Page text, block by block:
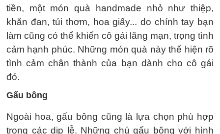
tiền, một món quà handmade nhỏ như thiệp,
khăn đan, túi thơm, hoa giấy... do chính tay bạn
làm cũng có thể khiến cô gái lãng mạn, trọng tình
cảm hạnh phúc. Những món quà này thể hiện rõ
tình cảm chân thành của bạn dành cho cô gái
đó.
Gấu bông
Ngoài hoa, gấu bông cũng là lựa chọn phù hợp
trong các dịp lễ. Những chú gấu bông với hình